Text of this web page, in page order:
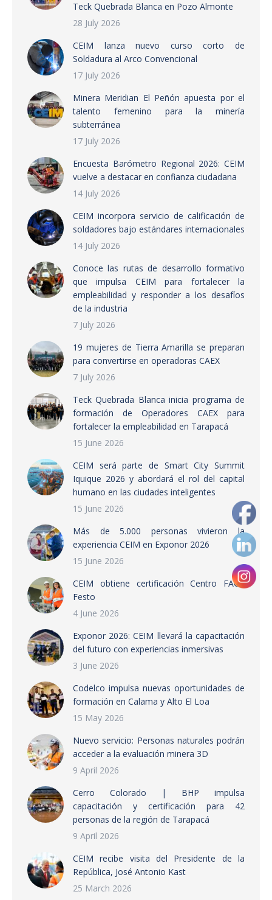
Teck Quebrada Blanca en Pozo Almonte
28 July 2026
CEIM lanza nuevo curso corto de
Soldadura al Arco Convencional
17 July 2026
Minera Meridian El Peñón apuesta por el
talento femenino para la minería
subterránea
17 July 2026
Encuesta Barómetro Regional 2026: CEIM
vuelve a destacar en confianza ciudadana
14 July 2026
CEIM incorpora servicio de calificación de
soldadores bajo estándares internacionales
14 July 2026
Conoce las rutas de desarrollo formativo
que impulsa CEIM para fortalecer la
empleabilidad y responder a los desafíos
de la industria
7 July 2026
19 mujeres de Tierra Amarilla se preparan
para convertirse en operadoras CAEX
7 July 2026
Teck Quebrada Blanca inicia programa de
formación de Operadores CAEX para
fortalecer la empleabilidad en Tarapacá
15 June 2026
CEIM será parte de Smart City Summit
Iquique 2026 y abordará el rol del capital
humano en las ciudades inteligentes
15 June 2026
Más de 5.000 personas vivieron la
experiencia CEIM en Exponor 2026
15 June 2026
CEIM obtiene certificación Centro FACT
Festo
4 June 2026
Exponor 2026: CEIM llevará la capacitación
del futuro con experiencias inmersivas
3 June 2026
Codelco impulsa nuevas oportunidades de
formación en Calama y Alto El Loa
15 May 2026
Nuevo servicio: Personas naturales podrán
acceder a la evaluación minera 3D
9 April 2026
Cerro Colorado | BHP impulsa
capacitación y certificación para 42
personas de la región de Tarapacá
9 April 2026
CEIM recibe visita del Presidente de la
República, José Antonio Kast
25 March 2026